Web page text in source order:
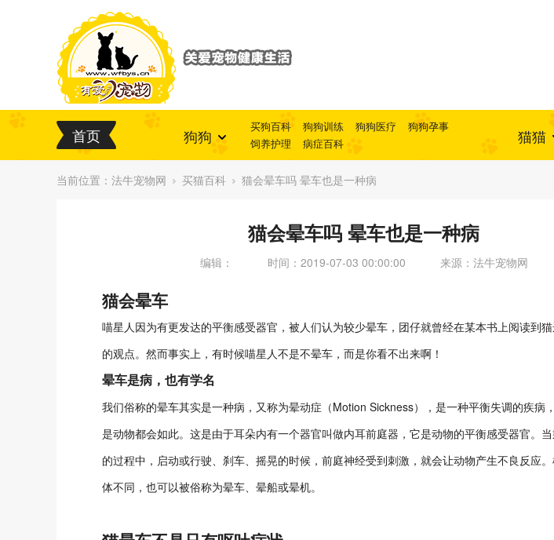
首页 狗狗 买狗百科 狗狗训练 狗狗医疗
狗狗孕事
饲养护理
病症百科 猫猫
当前位置： 法牛宠物网 买猫百科 猫会晕车吗 晕车也是一种病
猫会晕车吗 晕车也是一种病
编辑： 时间：2019-07-03 00:00:00 来源：法牛宠物网
猫会晕车
喵星人因为有更发达的平衡感受器官，被人们认为较少晕车，团仔就曾经在某本书上阅读到
的观点。然而事实上，有时候喵星人不是不晕车，而是你看不出来啊！
晕车是病，也有学名
我们俗称的晕车其实是一种病，又称为晕动症（Motion Sickness），是一种平衡失调的疾病
是动物都会如此。这是由于耳朵内有一个器官叫做内耳前庭器，它是动物的平衡感受器官。
的过程中，启动或行驶、刹车、摇晃的时候，前庭神经受到刺激，就会让动物产生不良反应
体不同，也可以被俗称为晕车、晕船或晕机。